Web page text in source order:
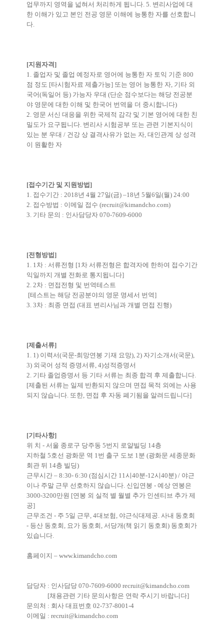
업무까지 영역을 넓혀서 처리하게 됩니다. 5. 변리사업에 대
한 이해가 있고 본인 전공 영문 이해에 능통한 자를 선호합니
다.
[지원자격]
1. 졸업자 및 졸업 예정자로 영어에 능통한 자 토익 기준 800
점 정도 [타시험자료 제출가능] 또는 영어 능통한 자, 기타 외
국어(독일어 등) 가능자 우대 (단순 점수보다는 해당 전공분
야 영문에 대한 이해 및 한국어 번역을 더 중시합니다)
2. 영문 서신 대응을 위한 국제적 감각 및 기본 영어에 대한 친
밀도가 요구됩니다. 변리사 시험공부 또는 관련 기본지식이
있는 분 우대 / 건강 상 결격사유가 없는 자, 대인관계 상 성격
이 원활한 자
[접수기간 및 지원방법]
1. 접수기간 : 2018년 4월 27일(금) –18년 5월6일(월) 24:00
2. 접수방법 : 이메일 접수 (recruit@kimandcho.com)
3. 기타 문의 : 인사담당자 070-7609-6000
[전형방법]
1. 1차 : 서류전형 [1차 서류전형은 합격자에 한하여 접수기간
익일까지 개별 전화로 통지됩니다]
2. 2차 : 면접전형 및 번역테스트
[테스트는 해당 전공분야의 영문 명세서 번역]
3. 3차 : 최종 면접 (대표 변리사님과 개별 면접 진행)
[제출서류]
1. 1) 이력서(국문-희망연봉 기재 요망), 2) 자기소개서(국문),
3) 외국어 성적 증명서류, 4)성적증명서
2. 기타 졸업증명서 등 기타 서류는 최종 합격 후 제출합니다.
[제출된 서류는 일제 반환되지 않으며 면접 목적 외에는 사용
되지 않습니다. 또한, 면접 후 자동 폐기됨을 알려드립니다]
[기타사항]
위 치 - 서울 종로구 당주동 5번지 로얄빌딩 14층
지하철 5호선 광화문 역 1번 출구 도보 1분 (광화문 세종문화
회관 뒤 14층 빌딩)
근무시간 – 8:30- 6:30 (점심시간 11시40분-12시40분) / 야근
이나 주말 근무 선호하지 않습니다. 신입연봉 - 예상 연봉은
3000-3200만원 [연봉 외 실적 별 월별 추가 인센티브 추가 제
공]
근무조건 - 주 5일 근무, 4대보험, 야근식대제공. 사내 동호회
- 등산 동호회, 요가 동호회, 서당개(책 읽기 동호회) 동호회가
있습니다.
홈페이지 – www.kimandcho.com
담당자 : 인사담당 070-7609-6000 recruit@kimandcho.com
[채용관련 기타 문의사항은 연락 주시기 바랍니다]
문의처 : 회사 대표번호 02-737-8001-4
이메일 : recruit@kimandcho.com